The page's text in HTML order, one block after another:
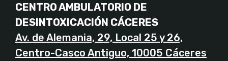
CENTRO AMBULATORIO DE
DESINTOXICACIÓN CÁCERES
Av. de Alemania, 29, Local 25 y 26,
Centro-Casco Antiguo, 10005 Cáceres